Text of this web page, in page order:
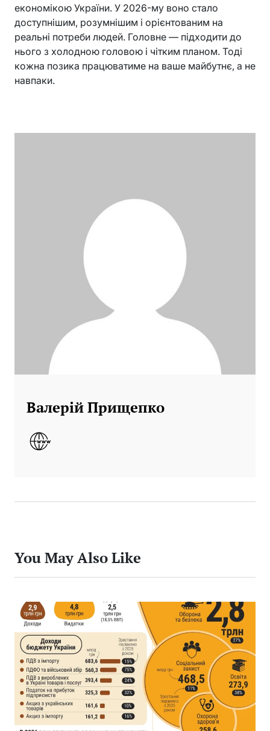
економікою України. У 2026-му воно стало
доступнішим, розумнішим і орієнтованим на
реальні потреби людей. Головне — підходити до
нього з холодною головою і чітким планом. Тоді
кожна позика працюватиме на ваше майбутнє, а не
навпаки.
Валерій Прищепко
You May Also Like